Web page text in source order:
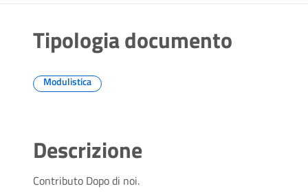
Tipologia documento
Modulistica
Descrizione
Contributo Dopo di noi.